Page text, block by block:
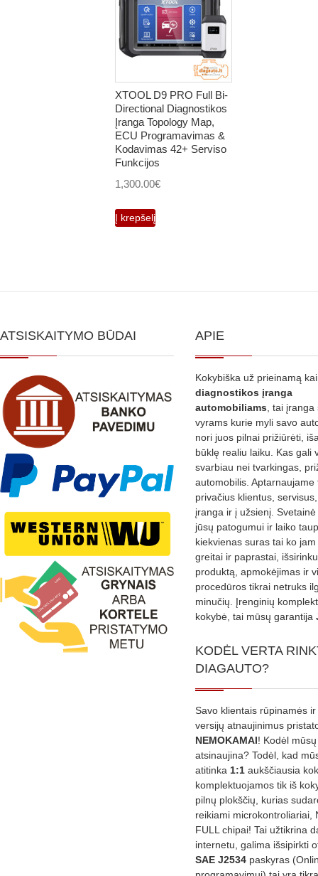
XTOOL D9 PRO Full Bi-
Directional Diagnostikos
Įranga Topology Map,
ECU Programavimas &
Kodavimas 42+ Serviso
Funkcijos
1,300.00€
Į krepšelį
ATSISKAITYMO BŪDAI APIE
Kokybiška už prieinamą
diagnostikos įranga
automobiliams , tai
vyrams kurie myli savo
nori juos pilnai prižiūrėti,
būklę realiu laiku. Kas gali
svarbiau nei tvarkingas,
automobilis. Aptarnaujame
privačius klientus,
įranga ir į užsienį.
jūsų patogumui ir laiko
kiekvienas suras tai ko
greitai ir paprastai,
produktą, apmokėjimas ir
procedūros tikrai netruks
minučių. Įrenginių
kokybė, tai mūsų garantija
KODĖL VERTA
DIAGAUTO?
Savo klientais rūpinamės
versijų atnaujinimus
NEMOKAMAI! Kodėl
atsinaujina? Todėl, kad
atitinka 1:1 aukščiausia
komplektuojamos tik iš
pilnų plokščių, kurias
reikiami microkontroliariai,
FULL chipai! Tai užtikrina
internetu, galima išsipirkti
SAE J2534 paskyras